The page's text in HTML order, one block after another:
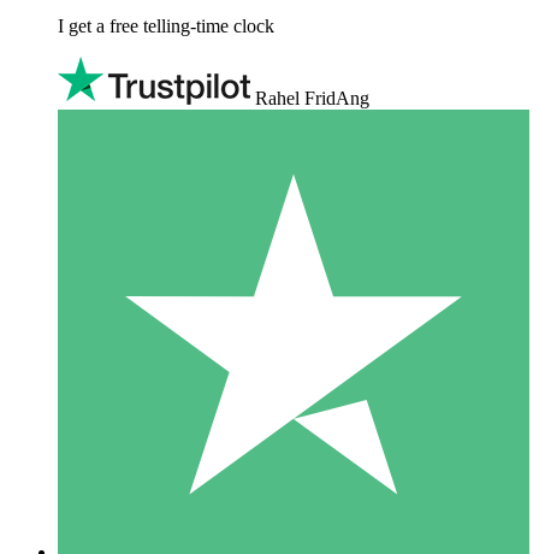
I get a free telling-time clock
Rahel FridAng